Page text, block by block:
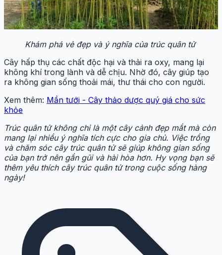
Khám phá vẻ đẹp và ý nghĩa của trúc quân tử
Cây hấp thụ các chất độc hại và thải ra oxy, mang lại
không khí trong lành và dễ chịu. Nhờ đó, cây giúp tạo
ra không gian sống thoải mái, thư thái cho con người.
Xem thêm: Mần tưới - Cây thảo dược quý giá cho sức
khỏe
Trúc quân tử không chỉ là một cây cảnh đẹp mắt mà còn
mang lại nhiều ý nghĩa tích cực cho gia chủ. Việc trồng
và chăm sóc cây trúc quân tử sẽ giúp không gian sống
của bạn trở nên gần gũi và hài hòa hơn. Hy vọng bạn sẽ
thêm yêu thích cây trúc quân tử trong cuộc sống hàng
ngày!